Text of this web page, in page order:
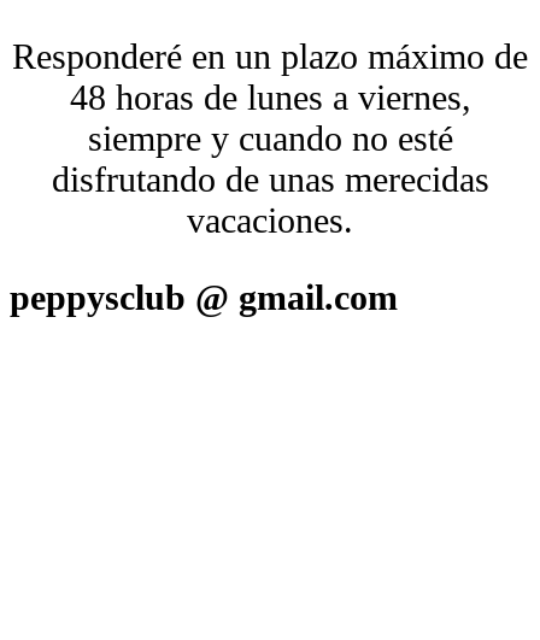
Responderé en un plazo máximo de
48 horas de lunes a viernes,
siempre y cuando no esté
disfrutando de unas merecidas
vacaciones.
peppysclub @ gmail.com